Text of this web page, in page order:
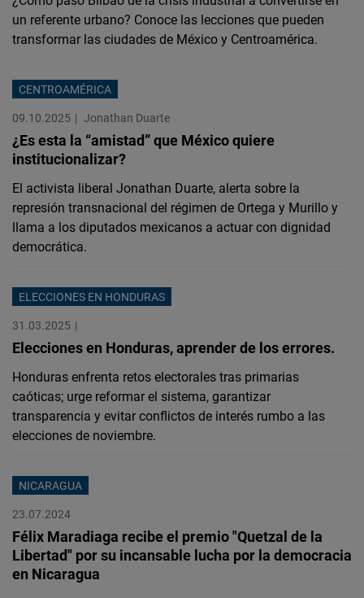
un referente urbano? Conoce las lecciones que pueden
transformar las ciudades de México y Centroamérica.
CENTROAMÉRICA
09.10.2025
Jonathan Duarte
¿Es esta la “amistad” que México quiere
institucionalizar?
El activista liberal Jonathan Duarte, alerta sobre la
represión transnacional del régimen de Ortega y Murillo y
llama a los diputados mexicanos a actuar con dignidad
democrática.
ELECCIONES EN HONDURAS
31.03.2025
Elecciones en Honduras, aprender de los errores.
Honduras enfrenta retos electorales tras primarias
caóticas; urge reformar el sistema, garantizar
transparencia y evitar conflictos de interés rumbo a las
elecciones de noviembre.
NICARAGUA
23.07.2024
Félix Maradiaga recibe el premio "Quetzal de la
Libertad" por su incansable lucha por la democracia
en Nicaragua
Podigee
D.Vinci
Embed
Embed